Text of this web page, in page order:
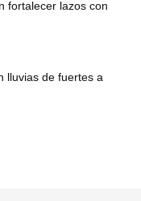
fortalecer lazos con
lluvias de fuertes a